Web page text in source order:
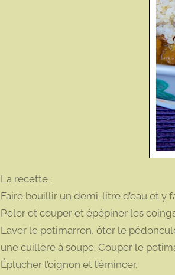
La recette :
Faire bouillir un demi-litre d’eau et y
Peler et couper et épépiner les
Laver le potimarron, ôter le
une cuillère à soupe. Couper le
Éplucher l’oignon et l’émincer.